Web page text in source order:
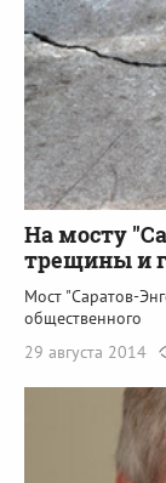
На мосту
трещины и
Мост "Саратов-
общественного
29 августа 2014